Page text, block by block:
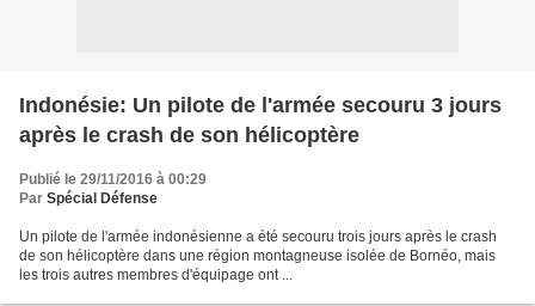
Indonésie: Un pilote de l'armée secouru 3 jours
après le crash de son hélicoptère
Publié le 29/11/2016 à 00:29
Par Spécial Défense
Un pilote de l'armée indonésienne a été secouru trois jours après le crash
de son hélicoptère dans une région montagneuse isolée de Bornéo, mais
les trois autres membres d'équipage ont ...